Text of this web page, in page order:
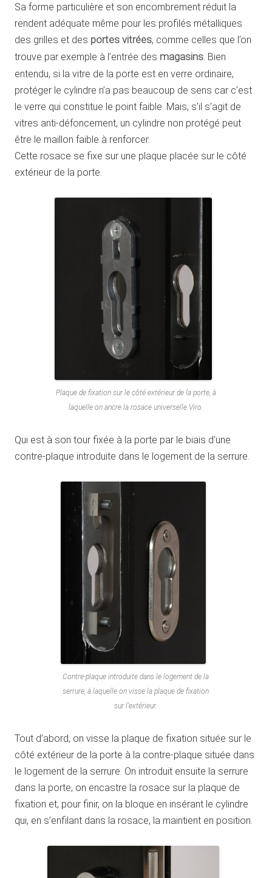
Sa forme particulière et son encombrement réduit la
rendent adéquate même pour les profilés métalliques
des grilles et des portes vitrées, comme celles que l’on
trouve par exemple à l’entrée des magasins. Bien
entendu, si la vitre de la porte est en verre ordinaire,
protéger le cylindre n’a pas beaucoup de sens car c’est
le verre qui constitue le point faible. Mais, s’il s’agit de
vitres anti-défoncement, un cylindre non protégé peut
être le maillon faible à renforcer.
Cette rosace se fixe sur une plaque placée sur le côté
extérieur de la porte.
Plaque de fixation sur le côté extérieur de la porte, à
laquelle on ancre la rosace universelle Viro.
Qui est à son tour fixée à la porte par le biais d’une
contre-plaque introduite dans le logement de la serrure.
Contre-plaque introduite dans le logement de la
serrure, à laquelle on visse la plaque de fixation
sur l’extérieur.
Tout d’abord, on visse la plaque de fixation située sur le
côté extérieur de la porte à la contre-plaque située dans
le logement de la serrure. On introduit ensuite la serrure
dans la porte, on encastre la rosace sur la plaque de
fixation et, pour finir, on la bloque en insérant le cylindre
qui, en s’enfilant dans la rosace, la maintient en position.